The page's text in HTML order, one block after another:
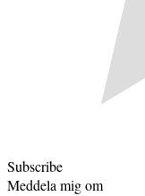
Subscribe
Meddela mig om